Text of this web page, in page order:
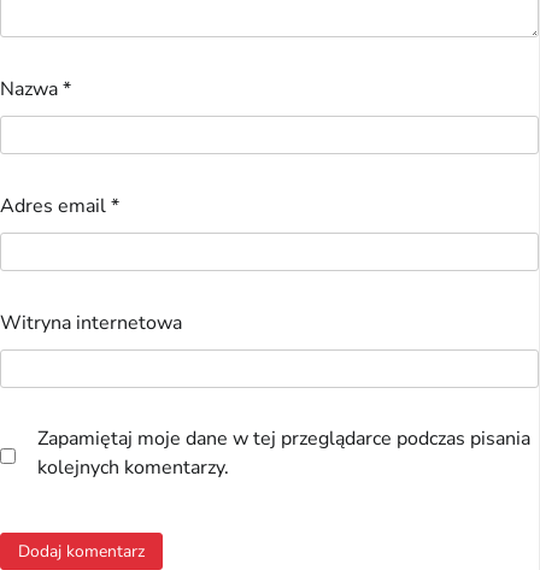
Nazwa*
Adres email*
Witryna internetowa
Zapamiętaj moje dane w tej przeglądarce podczas pisania
kolejnych komentarzy.